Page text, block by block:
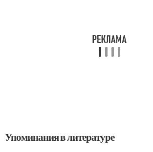
Упоминания в литературе